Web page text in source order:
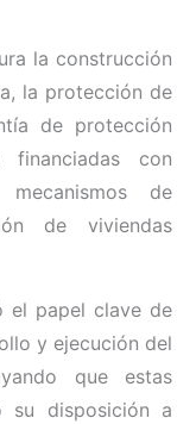
la construcción
la protección de
de protección
financiadas con
de
de viviendas
el papel clave de
y ejecución del
que estas
su disposición a